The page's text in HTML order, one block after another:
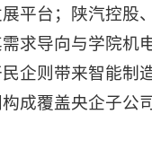
平台；陕汽控股
求导向与学院机
企则带来智能制
成覆盖央企子公